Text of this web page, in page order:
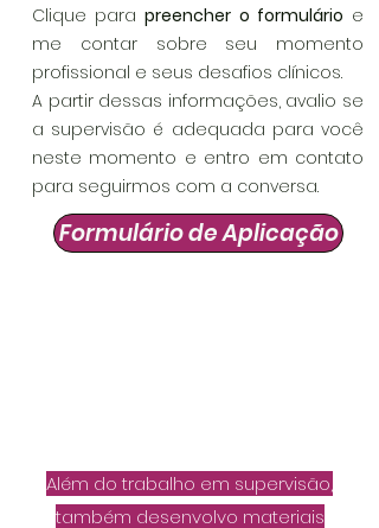
Clique parapreencher o formulário e
me contar sobre seu momento
profissional e seus desafios clínicos.
A partir dessas informações, avalio se
a supervisão é adequada para você
neste momento e entro em contato
para seguirmos com a conversa.
Formulário de Aplicação
Além do trabalho em supervisão,
também desenvolvo materiais